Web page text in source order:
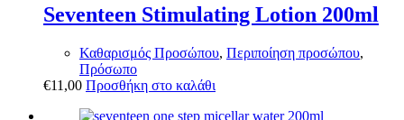
Seventeen Stimulating Lotion 200ml
Καθαρισμός Προσώπου, Περιποίηση προσώπου,
Πρόσωπο
€11,00 Προσθήκη στο καλάθι